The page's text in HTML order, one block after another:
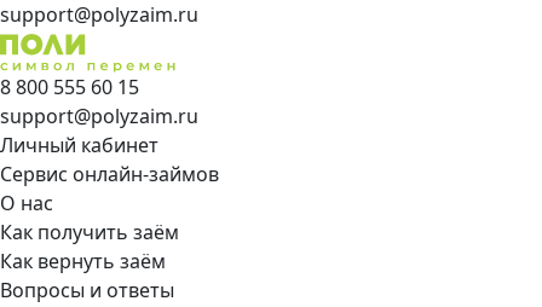
support@polyzaim.ru
8 800 555 60 15
support@polyzaim.ru
Личный кабинет
Сервис онлайн-займов
О нас
Как получить заём
Как вернуть заём
Вопросы и ответы